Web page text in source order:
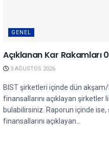
GENEL
Açıklanan Kar Rakamları
3 AĞUSTOS 2026
BIST şirketleri içinde dün
finansallarını açıklayan şirketler
bulabilirsiniz. Raporun içinde ise,
finansallarını açıklayan...